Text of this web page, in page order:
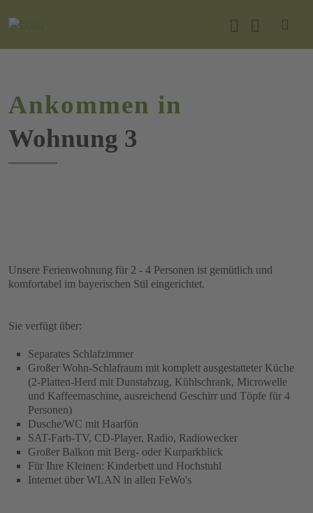
Ankommen in
Wohnung 3
Unsere Ferienwohnung für 2 - 4 Personen ist gemütlich und
komfortabel im bayerischen Stil eingerichtet.
Sie verfügt über:
Separates Schlafzimmer
Großer Wohn-Schlafraum mit komplett ausgestatteter Küche
(2-Platten-Herd mit Dunstabzug, Kühlschrank, Microwelle
und Kaffeemaschine, ausreichend Geschirr und Töpfe für 4
Personen)
Dusche/WC mit Haarfön
SAT-Farb-TV, CD-Player, Radio, Radiowecker
Großer Balkon mit Berg- oder Kurparkblick
Für Ihre Kleinen: Kinderbett und Hochstuhl
Internet über WLAN in allen FeWo's